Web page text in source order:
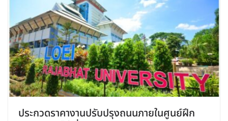
ประกวดราคางานปรับปรุงถนนภายในศูนย์ฝึก